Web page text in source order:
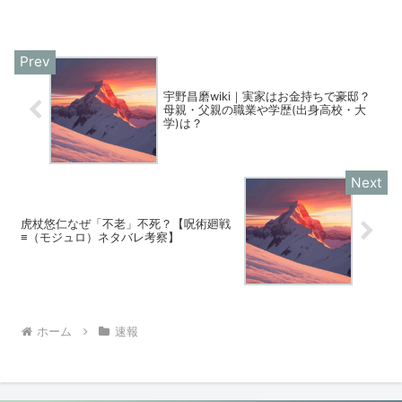
宇野昌磨wiki｜実家はお金持ちで豪邸？
母親・父親の職業や学歴(出身高校・大
学)は？
虎杖悠仁なぜ「不老」不死？【呪術廻戦
≡（モジュロ）ネタバレ考察】
ホーム 速報